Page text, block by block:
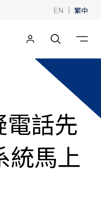
EN | 繁中
電話先
統馬上